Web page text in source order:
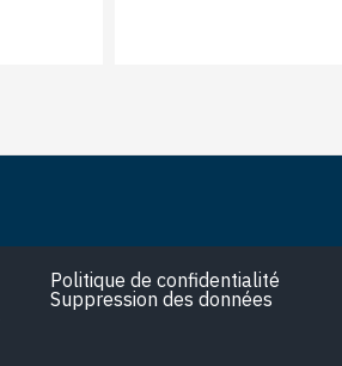
Politique de confidentialité
Suppression des données